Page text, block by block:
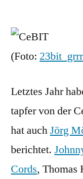
(Foto:
Letztes Jahr
tapfer von der
hat auchJörg
berichtet.
Cords, Thomas